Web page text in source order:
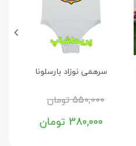
سرهمی نوزاد بارسلونا
550,000تومان
380,000 تومان